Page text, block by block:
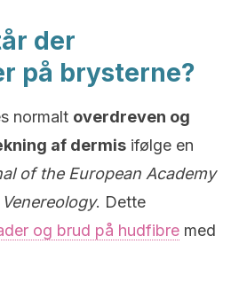
der
på brysterne?
normalt overdreven og
af dermis ifølge en
of the European Academy
. Dette
og brud på hudfibre med